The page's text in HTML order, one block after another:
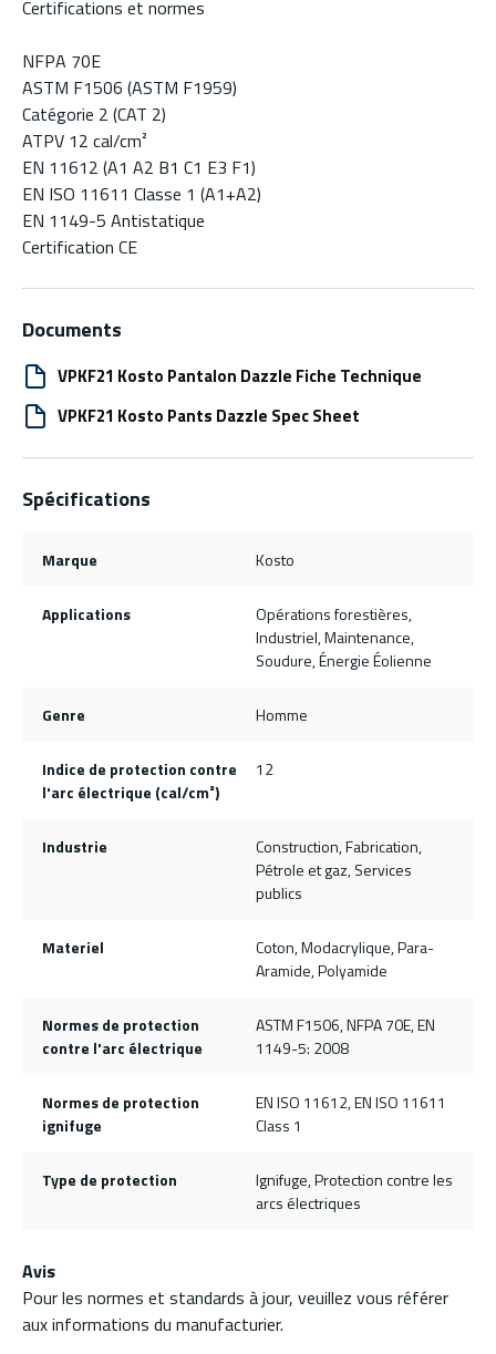
Certifications et normes
NFPA 70E
ASTM F1506 (ASTM F1959)
Catégorie 2 (CAT 2)
ATPV 12 cal/cm²
EN 11612 (A1 A2 B1 C1 E3 F1)
EN ISO 11611 Classe 1 (A1+A2)
EN 1149-5 Antistatique
Certification CE
Documents
VPKF21 Kosto Pantalon Dazzle Fiche Technique
VPKF21 Kosto Pants Dazzle Spec Sheet
Spécifications
Marque Kosto
Applications
Opérations forestières,
Industriel, Maintenance,
Soudure, Énergie Éolienne
Genre Homme
Indice de protection contre
l'arc électrique (cal/cm²)
12
Industrie
Construction, Fabrication,
Pétrole et gaz, Services
publics
Materiel
Coton, Modacrylique, Para-
Aramide, Polyamide
Normes de protection
contre l'arc électrique
ASTM F1506, NFPA 70E, EN
1149-5: 2008
Normes de protection
ignifuge
EN ISO 11612, EN ISO 11611
Class 1
Type de protection
Ignifuge, Protection contre les
arcs électriques
Avis
Pour les normes et standards à jour, veuillez vous référer
aux informations du manufacturier.